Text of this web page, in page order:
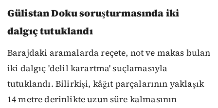
Gülistan Doku soruşturmasında iki
dalgıç tutuklandı
Barajdaki aramalarda reçete, not ve makas bulan
iki dalgıç 'delil karartma' suçlamasıyla
tutuklandı. Bilirkişi, kâğıt parçalarının yaklaşık
14 metre derinlikte uzun süre kalmasının